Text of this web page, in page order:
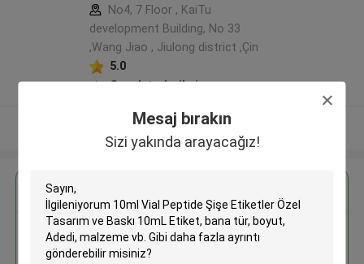
Mesaj bırakın
Sizi yakında arayacağız!
No4, 7 Floor , KaiTu
development Building, No 33
,Wang Jiao , Jiulong district ,Çin
5.0
Onaylı tedarikçi
Daha fazla göster
10ml Vial Peptide Şişe Etiketler
Özel Tasarım ve Baskı 10mL